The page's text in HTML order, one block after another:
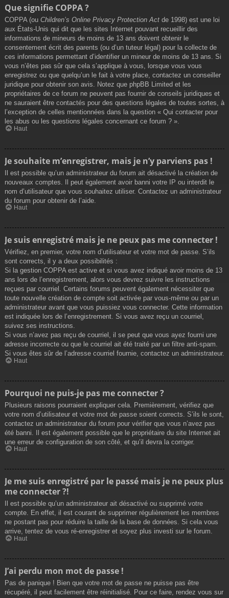
Que signifie COPPA ?
COPPA (ou Children’s Online Privacy Protection Act de 1998) est une loi
aux États-Unis qui dit que les sites Internet pouvant recueillir des
informations de mineurs de moins de 13 ans doivent obtenir le
consentement écrit des parents (ou d’un tuteur légal) pour la collecte de
ces informations permettant d’identifier un mineur de moins de 13 ans. Si
vous n’êtes pas sûr que cela s’applique à vous, lorsque vous vous
enregistrez ou que quelqu’un le fait à votre place, contactez un conseiller
juridique pour obtenir son avis. Notez que phpBB Limited et les
propriétaires de ce forum ne peuvent pas fournir de conseils juridiques et
ne sauraient être contactés pour des questions légales de toutes sortes, à
l’exception de celles mentionnées dans la question « Qui contacter pour
les abus ou les questions légales concernant ce forum ? ».
Haut
Je souhaite m’enregistrer, mais je n’y parviens pas !
Il est possible qu’un administrateur du forum ait désactivé la création de
nouveaux comptes. Il peut également avoir banni votre IP ou interdit le
nom d’utilisateur que vous souhaitez utiliser. Contactez un administrateur
du forum pour obtenir de l’aide.
Haut
Je suis enregistré mais je ne peux pas me connecter !
Vérifiez, en premier, votre nom d’utilisateur et votre mot de passe. S’ils
sont corrects, il y a deux possibilités :
Si la gestion COPPA est active et si vous avez indiqué avoir moins de 13
ans lors de l’enregistrement, alors vous devrez suivre les instructions
reçues par courriel. Certains forums peuvent également nécessiter que
toute nouvelle création de compte soit activée par vous-même ou par un
administrateur avant que vous puissiez vous connecter. Cette information
est indiquée lors de l’enregistrement. Si vous avez reçu un courriel,
suivez ses instructions.
Si vous n’avez pas reçu de courriel, il se peut que vous ayez fourni une
adresse incorrecte ou que le courriel ait été traité par un filtre anti-spam.
Si vous êtes sûr de l’adresse courriel fournie, contactez un administrateur.
Haut
Pourquoi ne puis-je pas me connecter ?
Plusieurs raisons pourraient expliquer cela. Premièrement, vérifiez que
votre nom d’utilisateur et votre mot de passe soient corrects. S’ils le sont,
contactez un administrateur du forum pour vérifier que vous n’avez pas
été banni. Il est également possible que le propriétaire du site Internet ait
une erreur de configuration de son côté, et qu’il devra la corriger.
Haut
Je me suis enregistré par le passé mais je ne peux plus
me connecter ?!
Il est possible qu’un administrateur ait désactivé ou supprimé votre
compte. En effet, il est courant de supprimer régulièrement les membres
ne postant pas pour réduire la taille de la base de données. Si cela vous
arrive, tentez de vous ré-enregistrer et soyez plus investi sur le forum.
Haut
J’ai perdu mon mot de passe !
Pas de panique ! Bien que votre mot de passe ne puisse pas être
récupéré, il peut facilement être réinitialisé. Pour ce faire, rendez vous sur